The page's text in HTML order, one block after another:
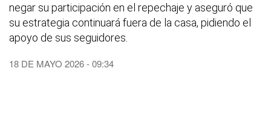
negar su participación en el repechaje y aseguró que
su estrategia continuará fuera de la casa, pidiendo el
apoyo de sus seguidores.
18 DE MAYO 2026 - 09:34